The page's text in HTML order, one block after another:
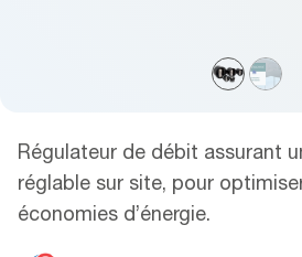
Régulateur de débit assurant
réglable sur site, pour
économies d’énergie.